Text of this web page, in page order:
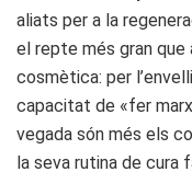
aliats per a la
el repte més gran que
cosmètica: per
capacitat de «fer
vegada són més els
la seva rutina de cura